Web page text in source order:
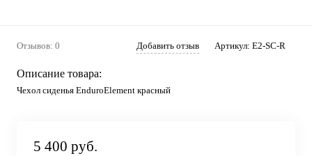
Отзывов: 0 Добавить отзыв Артикул: E2-SC-R
Описание товара:
Чехол сиденья EnduroElement красный
5 400 руб.